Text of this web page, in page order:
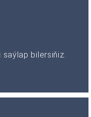
bilersiňiz.